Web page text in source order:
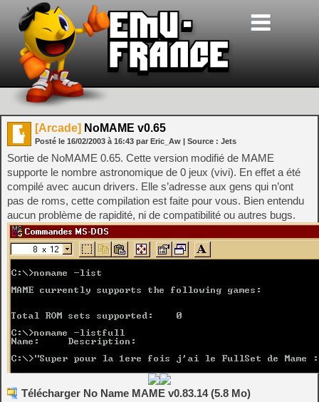
[Arcade] NoMAME v0.65
Posté le 16/02/2003 à 16:43 par Eric_Aw | Source : Jets
Sortie de NoMAME 0.65. Cette version modifié de MAME
supporte le nombre astronomique de 0 jeux (vivi). En effet a été
compilé avec aucun drivers. Elle s’adresse aux gens qui n’ont
pas de roms, cette compilation est faite pour vous. Bien entendu
aucun problème de rapidité, ni de compatibilité ou autres bugs.
Télécharger No Name MAME v0.83.14 (5.8 Mo)